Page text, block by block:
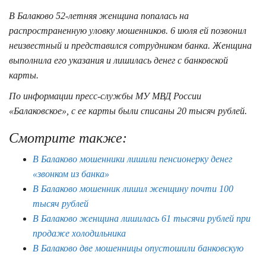
В Балаково 52-летняя женщина попалась на
распространенную уловку мошенников. 6 июля ей позвонил
неизвестный и представился сотрудником банка. Женщина
выполнила его указания и лишилась денег с банковской
карты.
По информации пресс-службы МУ МВД России
«Балаковское», с ее карты были списаны 20 тысяч рублей.
Смотрите также:
В Балаково мошенники лишили пенсионерку денег
«звонком из банка»
В Балаково мошенник лишил женщину почти 100
тысяч рублей
В Балаково женщина лишилась 61 тысячи рублей при
продаже холодильника
В Балаково две мошенницы опустошили банковскую